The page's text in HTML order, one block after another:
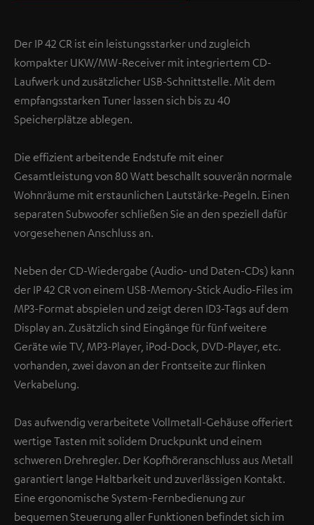
Der IP 42 CR ist ein leistungsstarker und zugleich
kompakter UKW/MW-Receiver mit integriertem CD-
Laufwerk und zusätzlicher USB-Schnittstelle. Mit dem
empfangsstarken Tuner lassen sich bis zu 40
Speicherplätze ablegen.
Die effizient arbeitende Endstufe mit einer
Gesamtleistung von 80 Watt beschallt souverän normale
Wohnräume mit erstaunlichen Lautstärke-Pegeln. Einen
separaten Subwoofer schließen Sie an den speziell dafür
vorgesehenen Anschluss an.
Neben der CD-Wiedergabe (Audio- und Daten-CDs) kann
der IP 42 CR von einem USB-Memory-Stick Audio-Files im
MP3-Format abspielen und zeigt deren ID3-Tags auf dem
Display an. Zusätzlich sind Eingänge für fünf weitere
Geräte wie TV, MP3-Player, iPod-Dock, DVD-Player, etc.
vorhanden, zwei davon an der Frontseite zur flinken
Verkabelung.
Das aufwendig verarbeitete Vollmetall-Gehäuse offeriert
wertige Tasten mit solidem Druckpunkt und einem
schweren Drehregler. Der Kopfhöreranschluss aus Metall
garantiert lange Haltbarkeit und zuverlässigen Kontakt.
Eine ergonomische System-Fernbedienung zur
bequemen Steuerung aller Funktionen befindet sich im